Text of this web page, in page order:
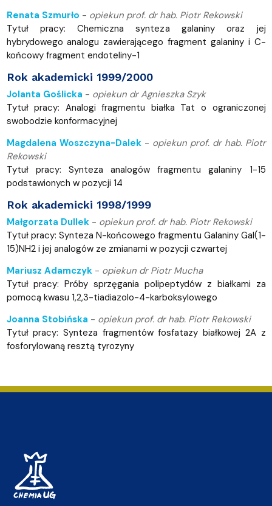
Renata Szmurło - opiekun prof. dr hab. Piotr Rekowski
Tytuł pracy: Chemiczna synteza galaniny oraz jej
hybrydowego analogu zawierającego fragment galaniny i C-
końcowy fragment endoteliny-1
Rok akademicki 1999/2000
Jolanta Goślicka - opiekun dr Agnieszka Szyk
Tytuł pracy: Analogi fragmentu białka Tat o ograniczonej
swobodzie konformacyjnej
Magdalena Woszczyna-Dalek - opiekun prof. dr hab. Piotr
Rekowski
Tytuł pracy: Synteza analogów fragmentu galaniny 1-15
podstawionych w pozycji 14
Rok akademicki 1998/1999
Małgorzata Dullek - opiekun prof. dr hab. Piotr Rekowski
Tytuł pracy: Synteza N-końcowego fragmentu Galaniny Gal(1-
15)NH2 i jej analogów ze zmianami w pozycji czwartej
Mariusz Adamczyk- opiekun dr Piotr Mucha
Tytuł pracy: Próby sprzęgania polipeptydów z białkami za
pomocą kwasu 1,2,3-tiadiazolo-4-karboksylowego
Joanna Stobińska - opiekun prof. dr hab. Piotr Rekowski
Tytuł pracy: Synteza fragmentów fosfatazy białkowej 2A z
fosforylowaną resztą tyrozyny